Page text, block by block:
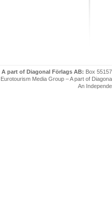
part of Diagonal Förlags AB: Box
Media Group – A part of
An